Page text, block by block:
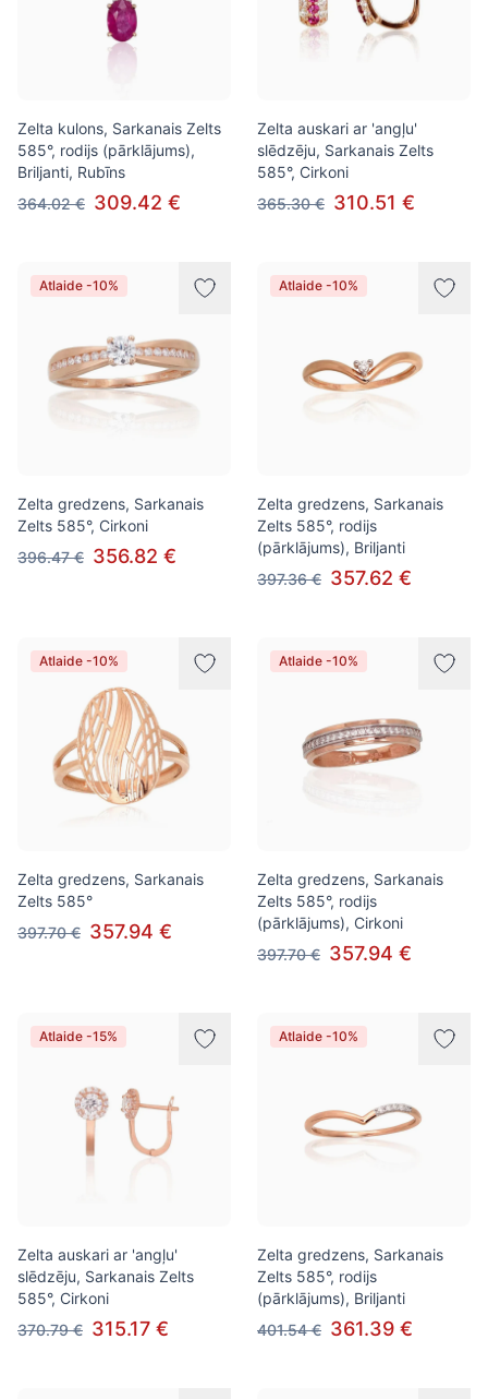
Zelta kulons, Sarkanais Zelts
585°, rodijs (pārklājums),
Briljanti, Rubīns
364.02 € 309.42 €
Zelta auskari ar 'angļu'
slēdzēju, Sarkanais Zelts
585°, Cirkoni
365.30 € 310.51 €
Atlaide -10%
Zelta gredzens, Sarkanais
Zelts 585°, Cirkoni
396.47 € 356.82 €
Atlaide -10%
Zelta gredzens, Sarkanais
Zelts 585°, rodijs
(pārklājums), Briljanti
397.36 € 357.62 €
Atlaide -10%
Zelta gredzens, Sarkanais
Zelts 585°
397.70 € 357.94 €
Atlaide -10%
Zelta gredzens, Sarkanais
Zelts 585°, rodijs
(pārklājums), Cirkoni
397.70 € 357.94 €
Atlaide -15%
Zelta auskari ar 'angļu'
slēdzēju, Sarkanais Zelts
585°, Cirkoni
370.79 € 315.17 €
Atlaide -10%
Zelta gredzens, Sarkanais
Zelts 585°, rodijs
(pārklājums), Briljanti
401.54 € 361.39 €